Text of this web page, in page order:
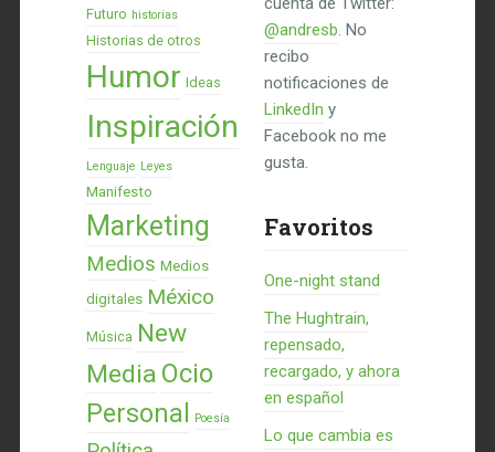
Futuro historias
Historias de otros
Humor Ideas
Inspiración
Lenguaje Leyes
Manifesto
Marketing
Medios Medios
digitales México
Música New
Media Ocio
Personal Poesía
@andresb. No
recibo
notificaciones de
LinkedIn y
Facebook no me
gusta.
Favoritos
One-night stand
The Hughtrain,
repensado,
recargado, y ahora
en español
Lo que cambia es